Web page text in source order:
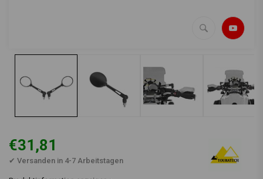
€31,81
✔ Versanden in 4-7 Arbeitstagen